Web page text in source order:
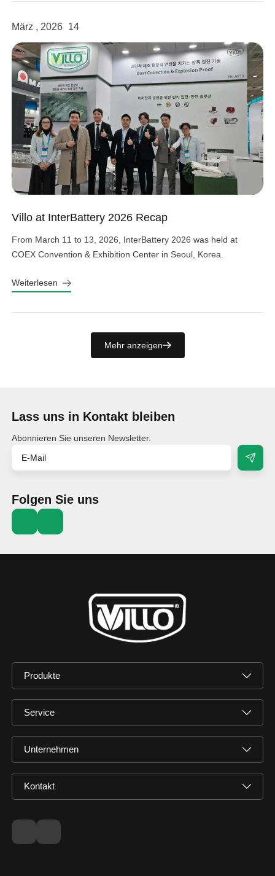
März , 2026 14
Villo at InterBattery 2026 Recap
From March 11 to 13, 2026, InterBattery 2026 was held at
COEX Convention & Exhibition Center in Seoul, Korea.
Weiterlesen
Mehr anzeigen
Lass uns in Kontakt bleiben
Abonnieren Sie unseren Newsletter.
Folgen Sie uns
Produkte
Service
Unternehmen
Kontakt